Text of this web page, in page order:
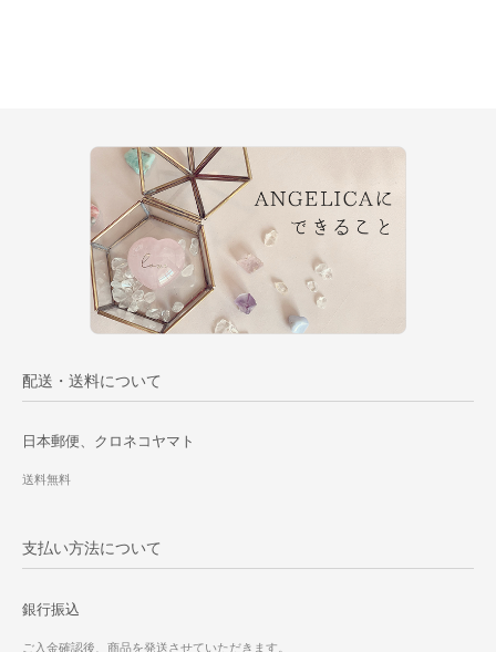
配送・送料について
日本郵便、クロネコヤマト
送料無料
支払い方法について
銀行振込
ご入金確認後、商品を発送させていただきます。